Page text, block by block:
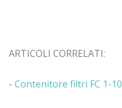
ARTICOLI CORRELATI:
- Contenitore filtri FC 1-10